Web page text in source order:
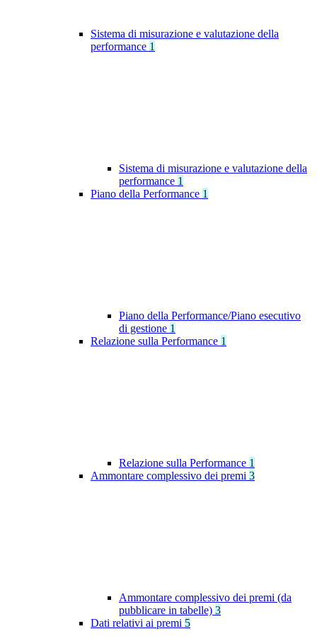
Sistema di misurazione e valutazione della
performance 1
Sistema di misurazione e valutazione della
performance 1
Piano della Performance 1
Piano della Performance/Piano esecutivo
di gestione 1
Relazione sulla Performance 1
Relazione sulla Performance 1
Ammontare complessivo dei premi 3
Ammontare complessivo dei premi (da
pubblicare in tabelle) 3
Dati relativi ai premi 5